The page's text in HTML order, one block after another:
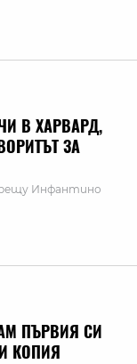
В ХАРВАРД,
ЗА
Инфантино
ПЪРВИЯ СИ
КОПИЯ